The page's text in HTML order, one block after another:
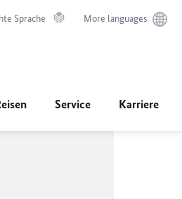
Sprache More languages
Service Karriere